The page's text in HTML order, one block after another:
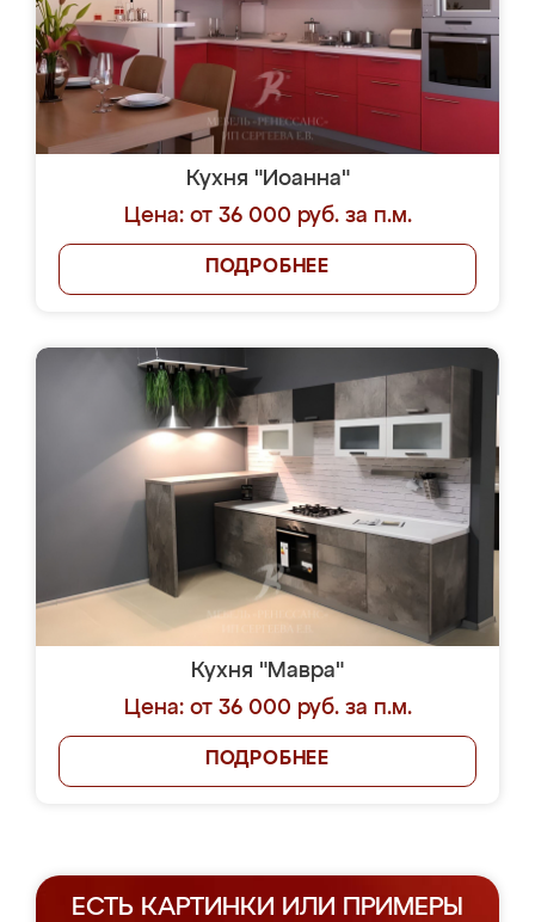
Кухня "Иоанна"
Цена: от 36 000 руб. за п.м.
ПОДРОБНЕЕ
Кухня "Мавра"
Цена: от 36 000 руб. за п.м.
ПОДРОБНЕЕ
ЕСТЬ КАРТИНКИ ИЛИ ПРИМЕРЫ